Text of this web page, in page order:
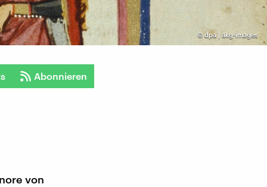
© dpa | akg-images
Abonnieren
von